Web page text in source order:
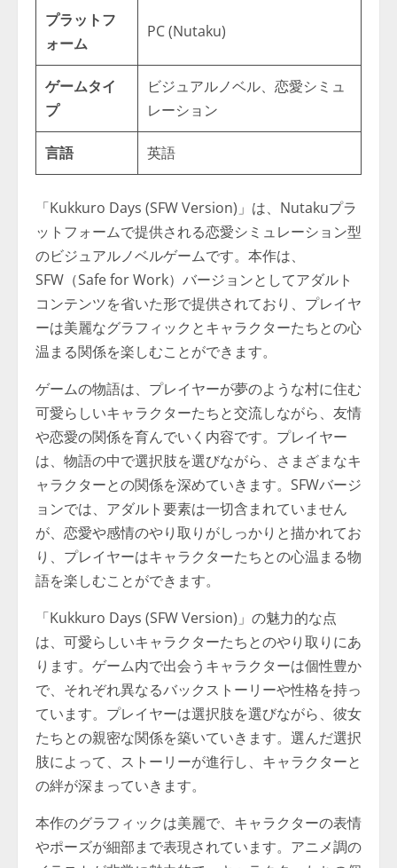
プラットフ
ォーム
PC (Nutaku)
ゲームタイ
プ
ビジュアルノベル、恋愛シミュ
レーション
言語 英語
「Kukkuro Days (SFW Version)」は、Nutakuプラ
ットフォームで提供される恋愛シミュレーション型
のビジュアルノベルゲームです。本作は、
SFW（Safe for Work）バージョンとしてアダルト
コンテンツを省いた形で提供されており、プレイヤ
ーは美麗なグラフィックとキャラクターたちとの心
温まる関係を楽しむことができます。
ゲームの物語は、プレイヤーが夢のような村に住む
可愛らしいキャラクターたちと交流しながら、友情
や恋愛の関係を育んでいく内容です。プレイヤー
は、物語の中で選択肢を選びながら、さまざまなキ
ャラクターとの関係を深めていきます。SFWバージ
ョンでは、アダルト要素は一切含まれていません
が、恋愛や感情のやり取りがしっかりと描かれてお
り、プレイヤーはキャラクターたちとの心温まる物
語を楽しむことができます。
「Kukkuro Days (SFW Version)」の魅力的な点
は、可愛らしいキャラクターたちとのやり取りにあ
ります。ゲーム内で出会うキャラクターは個性豊か
で、それぞれ異なるバックストーリーや性格を持っ
ています。プレイヤーは選択肢を選びながら、彼女
たちとの親密な関係を築いていきます。選んだ選択
肢によって、ストーリーが進行し、キャラクターと
の絆が深まっていきます。
本作のグラフィックは美麗で、キャラクターの表情
やポーズが細部まで表現されています。アニメ調の